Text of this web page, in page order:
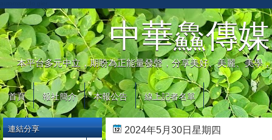
中華鱻傳媒
本平台多元中立，期盼為正能量發聲，分享美好、美麗、美學
首頁 報社簡介 本報公告 線上記者名單
2024年5月30日星期四
連結分享